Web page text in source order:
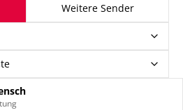
Weitere Sender